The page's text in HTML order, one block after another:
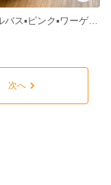
▪️モルタルバス▪️ピンク▪️ワーゲン風▪️多肉植物寄せ植えに▪️モルタルデコ
次へ